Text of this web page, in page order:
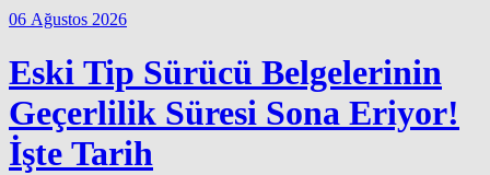
06 Ağustos 2026
Eski Tip Sürücü Belgelerinin
Geçerlilik Süresi Sona Eriyor!
İşte Tarih